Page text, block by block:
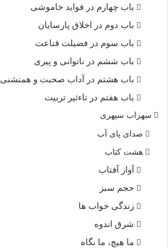
باب چهارم در فواید خاموشى
باب دوم در اخلاق پارسایان
باب سوم در فضیلت قناعت
باب ششم در ناتوانى و پیرى
باب هشتم در آداب صحبت و همنشنى
باب هفتم در تاءثیر تربیت
سهراب سپهری
صدای پای آب
هشت کتاب
آواز آفتاب
حجم سبز
زندگی خواب ها
شرق اندوه
ما هیچ، ما نگاه